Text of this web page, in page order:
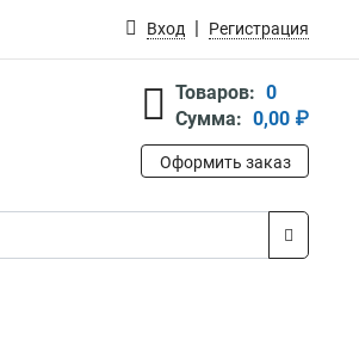
Вход Регистрация
Товаров: 0
Сумма: 0,00 ₽
Оформить заказ